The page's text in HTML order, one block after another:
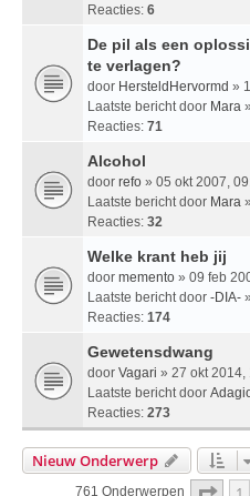
Reacties: 6
De pil als een
te verlagen?
door HersteldHervormd »
Laatste bericht door Mara »
Reacties: 71
Alcohol
door refo » 05 okt 2007,
Laatste bericht door Mara »
Reacties: 32
Welke krant heb jij
door memento » 09 feb
Laatste bericht door -DIA- »
Reacties: 174
Gewetensdwang
door Vagari » 27 okt 2014,
Laatste bericht door
Reacties: 273
Nieuw Onderwerp
761 Onderwerpen